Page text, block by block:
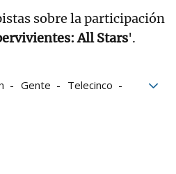
sobre la participación
All Stars'.
Gente
Telecinco